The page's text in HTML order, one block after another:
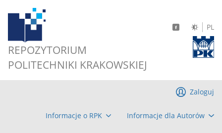
REPOZYTORIUM
POLITECHNIKI KRAKOWSKIEJ
PL
Informacje o RPK Informacje dla Autorów
Zaloguj